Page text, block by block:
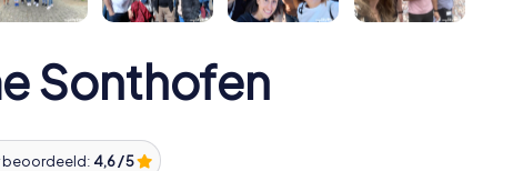
Sonthofen
beoordeeld: 4,6 / 5